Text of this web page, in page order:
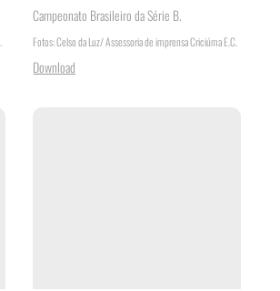
Campeonato Brasileiro da Série B.
Fotos: Celso da Luz/ Assessoria de imprensa Criciúma E.C.
Download